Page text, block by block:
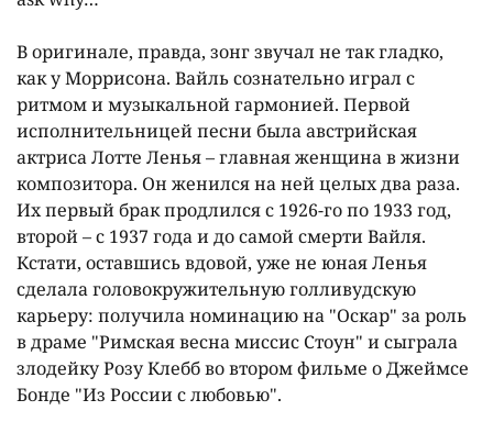
В оригинале, правда, зонг звучал не так гладко,
как у Моррисона. Вайль сознательно играл с
ритмом и музыкальной гармонией. Первой
исполнительницей песни была австрийская
актриса Лотте Ленья – главная женщина в жизни
композитора. Он женился на ней целых два раза.
Их первый брак продлился с 1926-го по 1933 год,
второй – с 1937 года и до самой смерти Вайля.
Кстати, оставшись вдовой, уже не юная Ленья
сделала головокружительную голливудскую
карьеру: получила номинацию на "Оскар" за роль
в драме "Римская весна миссис Стоун" и сыграла
злодейку Розу Клебб во втором фильме о Джеймсе
Бонде "Из России с любовью".